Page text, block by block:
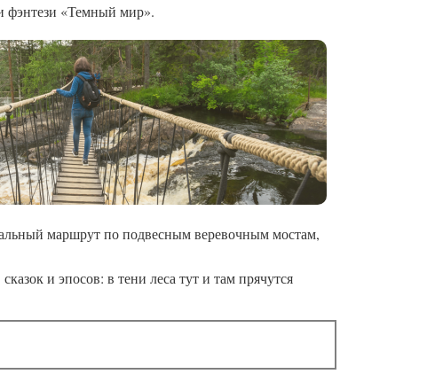
фэнтези «Темный мир».
маршрут по подвесным веревочным мостам,
и эпосов: в тени леса тут и там прячутся